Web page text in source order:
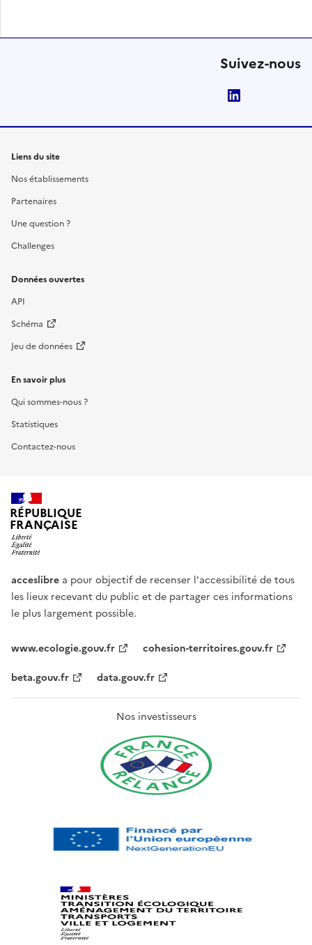
Suivez-nous
Liens du site
Nos établissements
Partenaires
Une question ?
Challenges
Données ouvertes
API
Schéma
Jeu de données
En savoir plus
Qui sommes-nous ?
Statistiques
Contactez-nous
RÉPUBLIQUE
FRANÇAISE
acceslibre a pour objectif de recenser l'accessibilité de tous
les lieux recevant du public et de partager ces informations
le plus largement possible.
www.ecologie.gouv.fr
cohesion-territoires.gouv.fr
beta.gouv.fr
data.gouv.fr
Nos investisseurs